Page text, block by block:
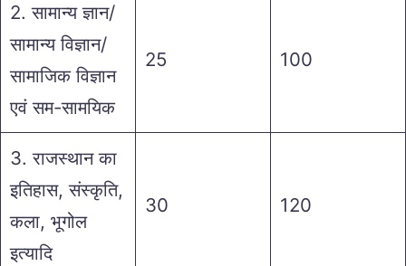
2. सामान्य ज्ञान/
सामान्य विज्ञान/
सामाजिक विज्ञान
एवं सम-सामयिक
25 100
3. राजस्थान का
इतिहास, संस्कृति,
कला, भूगोल
इत्यादि
30 120